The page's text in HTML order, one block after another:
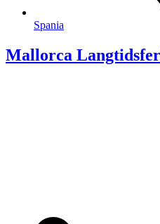
Spania
Mallorca